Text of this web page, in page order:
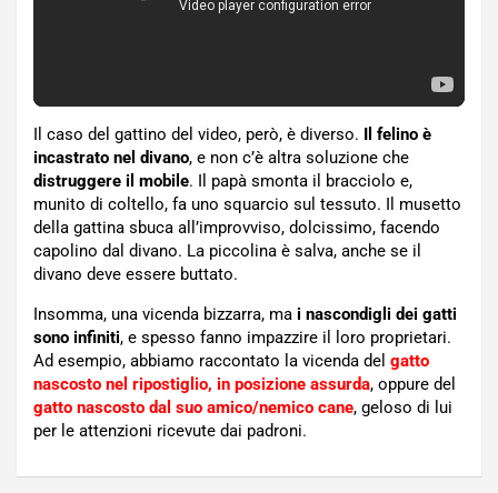
Il caso del gattino del video, però, è diverso. Il felino è
incastrato nel divano, e non c’è altra soluzione che
distruggere il mobile. Il papà smonta il bracciolo e,
munito di coltello, fa uno squarcio sul tessuto. Il musetto
della gattina sbuca all’improvviso, dolcissimo, facendo
capolino dal divano. La piccolina è salva, anche se il
divano deve essere buttato.
Insomma, una vicenda bizzarra, ma i nascondigli dei gatti
sono infiniti, e spesso fanno impazzire il loro proprietari.
Ad esempio, abbiamo raccontato la vicenda del gatto
nascosto nel ripostiglio, in posizione assurda, oppure del
gatto nascosto dal suo amico/nemico cane, geloso di lui
per le attenzioni ricevute dai padroni.